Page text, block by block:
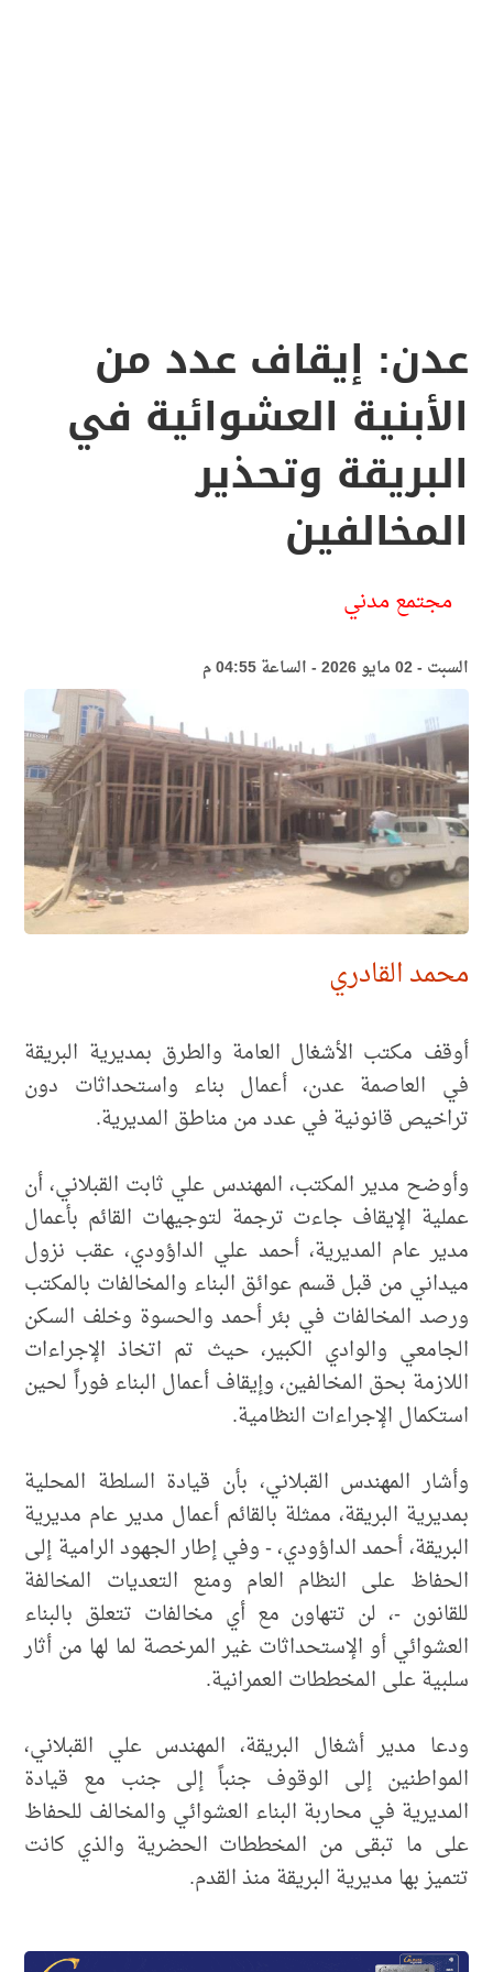
عدن: إيقاف عدد من
الأبنية العشوائية في
البريقة وتحذير
المخالفين
مجتمع مدني
السبت - 02 مايو 2026 - الساعة 04:55 م
محمد القادري
أوقف مكتب الأشغال العامة والطرق بمديرية البريقة
في العاصمة عدن، أعمال بناء واستحداثات دون
تراخيص قانونية في عدد من مناطق المديرية.
وأوضح مدير المكتب، المهندس علي ثابت القبلاني، أن
عملية الإيقاف جاءت ترجمة لتوجيهات القائم بأعمال
مدير عام المديرية، أحمد علي الداؤودي، عقب نزول
ميداني من قبل قسم عوائق البناء والمخالفات بالمكتب
ورصد المخالفات في بئر أحمد والحسوة وخلف السكن
الجامعي والوادي الكبير، حيث تم اتخاذ الإجراءات
اللازمة بحق المخالفين، وإيقاف أعمال البناء فوراً لحين
استكمال الإجراءات النظامية.
وأشار المهندس القبلاني، بأن قيادة السلطة المحلية
بمديرية البريقة، ممثلة بالقائم أعمال مدير عام مديرية
البريقة، أحمد الداؤودي، - وفي إطار الجهود الرامية إلى
الحفاظ على النظام العام ومنع التعديات المخالفة
للقانون -، لن تتهاون مع أي مخالفات تتعلق بالبناء
العشوائي أو الإستحداثات غير المرخصة لما لها من أثار
سلبية على المخططات العمرانية.
ودعا مدير أشغال البريقة، المهندس علي القبلاني،
المواطنين إلى الوقوف جنباً إلى جنب مع قيادة
المديرية في محاربة البناء العشوائي والمخالف للحفاظ
على ما تبقى من المخططات الحضرية والذي كانت
تتميز بها مديرية البريقة منذ القدم.